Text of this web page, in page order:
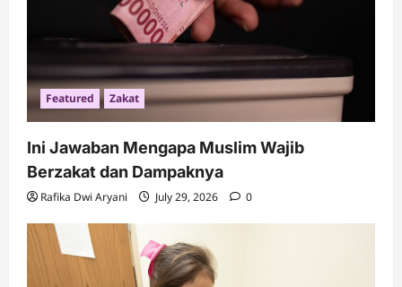
Featured Zakat
Ini Jawaban Mengapa Muslim Wajib
Berzakat dan Dampaknya
Rafika Dwi Aryani July 29, 2026 0